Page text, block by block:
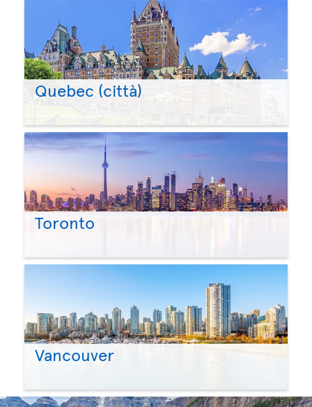
Quebec (città)
Toronto
Vancouver